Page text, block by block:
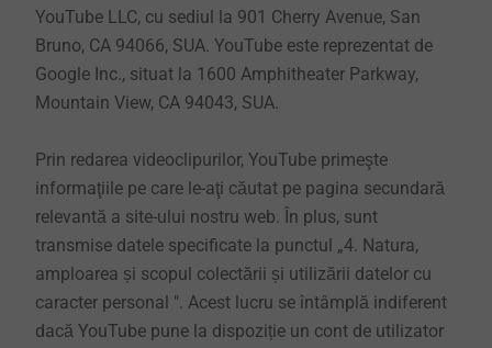
YouTube LLC, cu sediul la 901 Cherry Avenue, San
Bruno, CA 94066, SUA. YouTube este reprezentat de
Google Inc., situat la 1600 Amphitheater Parkway,
Mountain View, CA 94043, SUA.
Prin redarea videoclipurilor, YouTube primeşte
informaţiile pe care le-aţi căutat pe pagina secundară
relevantă a site-ului nostru web. În plus, sunt
transmise datele specificate la punctul „4. Natura,
amploarea și scopul colectării și utilizării datelor cu
caracter personal ". Acest lucru se întâmplă indiferent
dacă YouTube pune la dispoziție un cont de utilizator